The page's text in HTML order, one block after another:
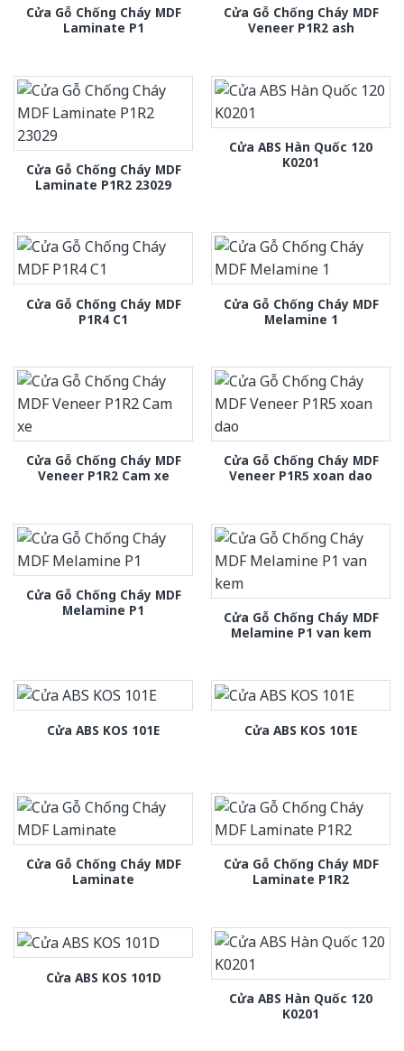
Cửa Gỗ Chống Cháy MDF
Laminate P1
Cửa Gỗ Chống Cháy MDF
Veneer P1R2 ash
Cửa Gỗ Chống Cháy MDF
Laminate P1R2 23029
Cửa ABS Hàn Quốc 120
K0201
Cửa Gỗ Chống Cháy MDF
P1R4 C1
Cửa Gỗ Chống Cháy MDF
Melamine 1
Cửa Gỗ Chống Cháy MDF
Veneer P1R2 Cam xe
Cửa Gỗ Chống Cháy MDF
Veneer P1R5 xoan dao
Cửa Gỗ Chống Cháy MDF
Melamine P1
Cửa Gỗ Chống Cháy MDF
Melamine P1 van kem
Cửa ABS KOS 101E Cửa ABS KOS 101E
Cửa Gỗ Chống Cháy MDF
Laminate
Cửa Gỗ Chống Cháy MDF
Laminate P1R2
Cửa ABS KOS 101D
Cửa ABS Hàn Quốc 120
K0201